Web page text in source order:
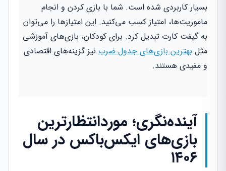
بسیار کاربردی شده است. شما با بازی کردن و انجام
ماموریت‌ها، امتیاز کسب می‌کنید. این امتیازها را می‌توان
به گیفت کارت تبدیل کرد. برای کودکان، بازی‌های آموزشی
مثل بهترین بازی‌های جدول ضرب نیز گزینه‌های اقتصادی
و مفیدی هستند.
آینده‌نگری؛ موردانتظارترین
بازی‌های ایکس‌باکس در سال
۱۴۰۶